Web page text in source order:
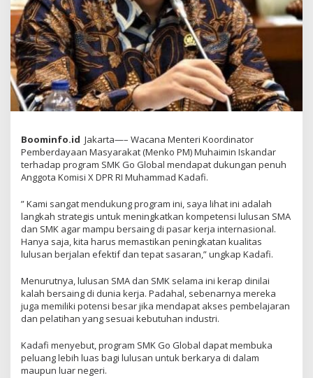
Boominfo.id Jakarta—– Wacana Menteri Koordinator
Pemberdayaan Masyarakat (Menko PM) Muhaimin Iskandar
terhadap program SMK Go Global mendapat dukungan penuh
Anggota Komisi X DPR RI Muhammad Kadafi.
” Kami sangat mendukung program ini, saya lihat ini adalah
langkah strategis untuk meningkatkan kompetensi lulusan SMA
dan SMK agar mampu bersaing di pasar kerja internasional.
Hanya saja, kita harus memastikan peningkatan kualitas
lulusan berjalan efektif dan tepat sasaran,” ungkap Kadafi.
Menurutnya, lulusan SMA dan SMK selama ini kerap dinilai
kalah bersaing di dunia kerja. Padahal, sebenarnya mereka
juga memiliki potensi besar jika mendapat akses pembelajaran
dan pelatihan yang sesuai kebutuhan industri.
Kadafi menyebut, program SMK Go Global dapat membuka
peluang lebih luas bagi lulusan untuk berkarya di dalam
maupun luar negeri.